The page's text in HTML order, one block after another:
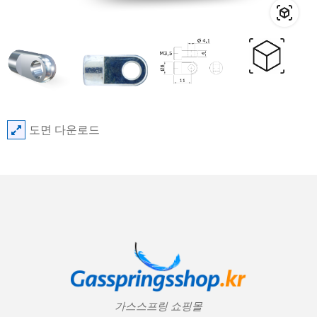
도면 다운로드
가스스프링 쇼핑몰